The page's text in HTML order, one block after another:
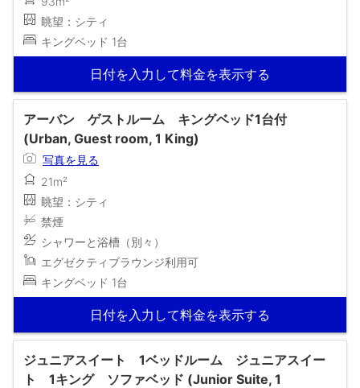
眺望：シティ
キングベッド 1台
日付を入力して料金を表示する
アーバン ゲストルーム キングベッド1台付
(Urban, Guest room, 1 King)
写真を見る
21m²
眺望：シティ
禁煙
シャワーと浴槽（別々）
エグゼクティブラウンジ利用可
キングベッド 1台
日付を入力して料金を表示する
ジュニアスイート 1ベッドルーム ジュニアスイー
ト 1キング ソファベッド (Junior Suite, 1